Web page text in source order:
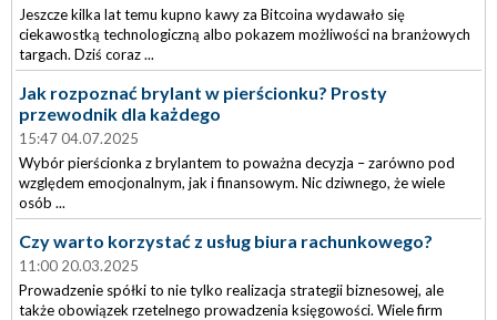
Jeszcze kilka lat temu kupno kawy za Bitcoina wydawało się
ciekawostką technologiczną albo pokazem możliwości na branżowych
targach. Dziś coraz ...
Jak rozpoznać brylant w pierścionku? Prosty
przewodnik dla każdego
15:47 04.07.2025
Wybór pierścionka z brylantem to poważna decyzja – zarówno pod
względem emocjonalnym, jak i finansowym. Nic dziwnego, że wiele
osób ...
Czy warto korzystać z usług biura rachunkowego?
11:00 20.03.2025
Prowadzenie spółki to nie tylko realizacja strategii biznesowej, ale
także obowiązek rzetelnego prowadzenia księgowości. Wiele firm